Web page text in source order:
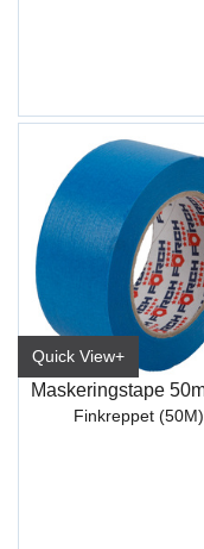
Quick View+
Finkreppet (50M)